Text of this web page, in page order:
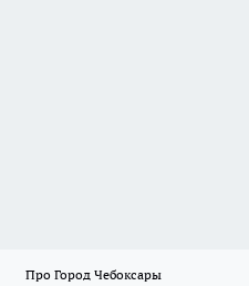
Про Город Чебоксары